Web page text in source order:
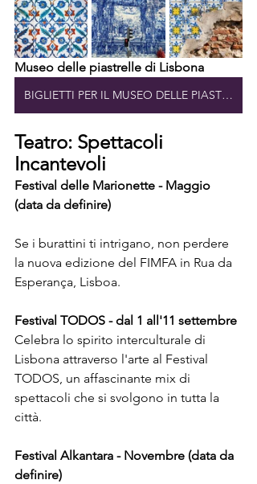
Museo delle piastrelle di Lisbona
BIGLIETTI PER IL MUSEO DELLE PIASTRELLE DI LISBONA
Teatro: Spettacoli
Incantevoli
Festival delle Marionette - Maggio
(data da definire)
Se i burattini ti intrigano, non perdere
la nuova edizione del FIMFA in Rua da
Esperança, Lisboa.
Festival TODOS - dal 1 all'11 settembre
Celebra lo spirito interculturale di
Lisbona attraverso l'arte al Festival
TODOS, un affascinante mix di
spettacoli che si svolgono in tutta la
città.
Festival Alkantara - Novembre (data da
definire)